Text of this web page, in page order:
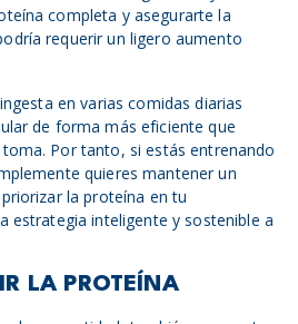
completa y asegurarte la
requerir un ligero aumento
en varias comidas diarias
de forma más eficiente que
Por tanto, si estás entrenando
quieres mantener un
la proteína en tu
estrategia inteligente y sostenible a
LA PROTEÍNA